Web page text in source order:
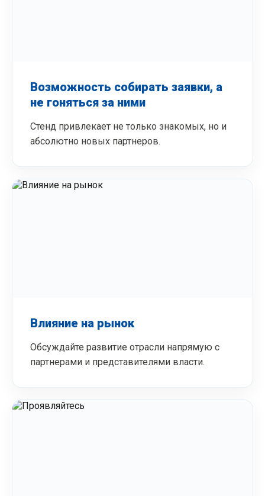
Возможность собирать заявки, а
не гоняться за ними
Стенд привлекает не только знакомых, но и
абсолютно новых партнеров.
Влияние на рынок
Обсуждайте развитие отрасли напрямую с
партнерами и представителями власти.